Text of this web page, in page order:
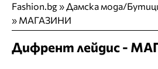
Fashion.bg»Дамска мода/
» МАГАЗИНИ
Дифрент лейдис -